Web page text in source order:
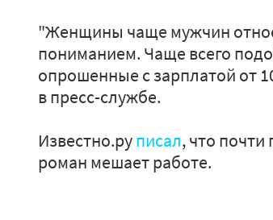
"Женщины чаще мужчин
пониманием. Чаще всего
опрошенные с зарплатой от
в пресс-службе.
Известно.руписал, что
роман мешает работе.